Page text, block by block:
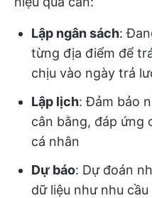
Lập ngân sách:
từng địa điểm để
chịu vào ngày trả
Lập lịch: Đảm bảo
cân bằng, đáp ứng
cá nhân
Dự báo: Dự đoán
dữ liệu như nhu